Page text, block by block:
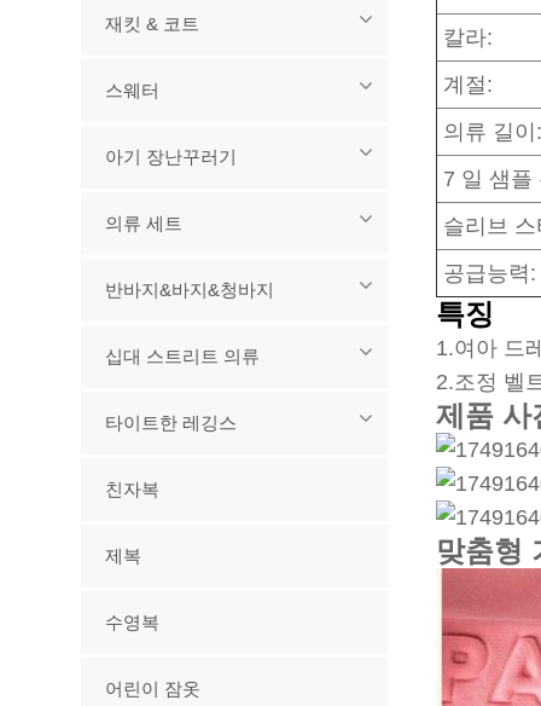
칼라:
계절:
의류 길이
7 일 샘플
슬리브
공급능력:
특징
1.여아 드
2.조정 벨
제품 사
맞춤형
재킷 & 코트
스웨터
아기 장난꾸러기
의류 세트
반바지&바지&청바지
십대 스트리트 의류
타이트한 레깅스
친자복
제복
수영복
어린이 잠옷